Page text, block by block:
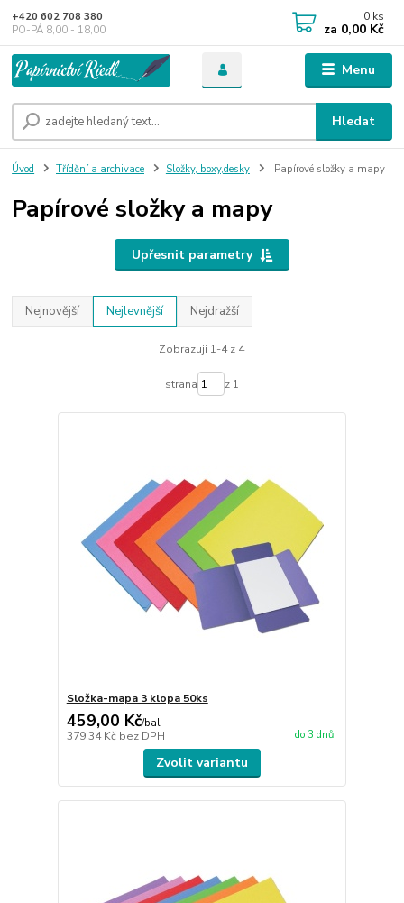
Menu
Hledat
+420 602 708 380
PO-PÁ 8,00 - 18,00
0 ks
za 0,00 Kč
Úvod Třídění a archivace Složky, boxy,desky Papírové složky a mapy
Papírové složky a mapy
Upřesnit parametry
Nejnovější Nejlevnější Nejdražší
Zobrazuji 1-4 z 4
strana z 1
Složka-mapa 3 klopa 50ks
459,00 Kč/bal
379,34 Kč bez DPH do 3 dnů
Zvolit variantu